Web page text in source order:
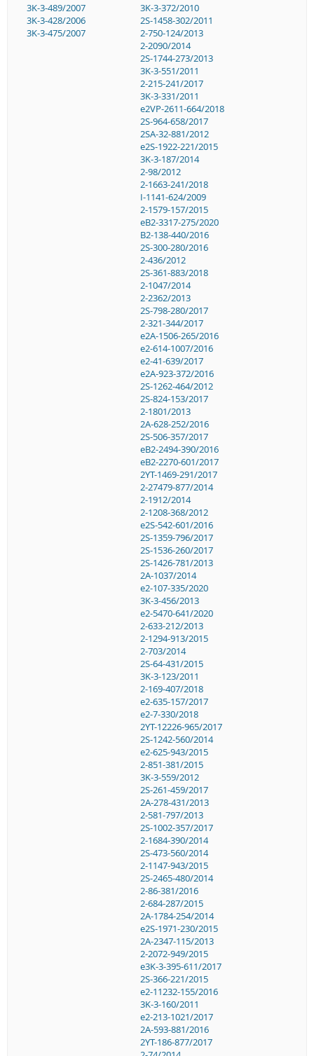
3K-3-489/2007
3K-3-428/2006
3K-3-475/2007
3K-3-372/2010
2S-1458-302/2011
2-750-124/2013
2-2090/2014
2S-1744-273/2013
3K-3-551/2011
2-215-241/2017
3K-3-331/2011
e2VP-2611-664/2018
2S-964-658/2017
2SA-32-881/2012
e2S-1922-221/2015
3K-3-187/2014
2-98/2012
2-1663-241/2018
I-1141-624/2009
2-1579-157/2015
eB2-3317-275/2020
B2-138-440/2016
2S-300-280/2016
2-436/2012
2S-361-883/2018
2-1047/2014
2-2362/2013
2S-798-280/2017
2-321-344/2017
e2A-1506-265/2016
e2-614-1007/2016
e2-41-639/2017
e2A-923-372/2016
2S-1262-464/2012
2S-824-153/2017
2-1801/2013
2A-628-252/2016
2S-506-357/2017
eB2-2494-390/2016
eB2-2270-601/2017
2YT-1469-291/2017
2-27479-877/2014
2-1912/2014
2-1208-368/2012
e2S-542-601/2016
2S-1359-796/2017
2S-1536-260/2017
2S-1426-781/2013
2A-1037/2014
e2-107-335/2020
3K-3-456/2013
e2-5470-641/2020
2-633-212/2013
2-1294-913/2015
2-703/2014
2S-64-431/2015
3K-3-123/2011
2-169-407/2018
e2-635-157/2017
e2-7-330/2018
2YT-12226-965/2017
2S-1242-560/2014
e2-625-943/2015
2-851-381/2015
3K-3-559/2012
2S-261-459/2017
2A-278-431/2013
2-581-797/2013
2S-1002-357/2017
2-1684-390/2014
2S-473-560/2014
2-1147-943/2015
2S-2465-480/2014
2-86-381/2016
2-684-287/2015
2A-1784-254/2014
e2S-1971-230/2015
2A-2347-115/2013
2-2072-949/2015
e3K-3-395-611/2017
2S-366-221/2015
e2-11232-155/2016
3K-3-160/2011
e2-213-1021/2017
2A-593-881/2016
2YT-186-877/2017